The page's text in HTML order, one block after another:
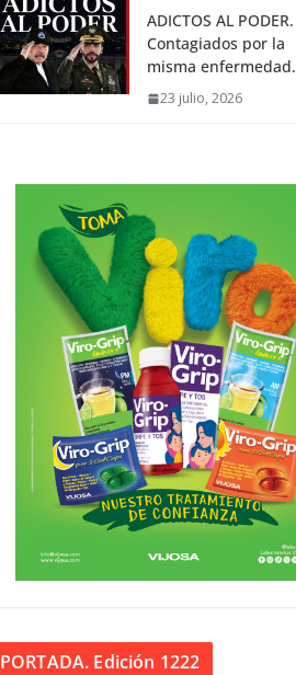
ADICTOS AL PODER.
Contagiados por la
misma enfermedad.
23 julio, 2026
PORTADA. Edición 1222